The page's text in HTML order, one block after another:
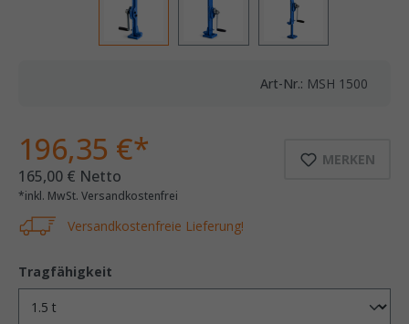
Art-Nr.: MSH 1500
MERKEN
196,35 €*
165,00 € Netto
*inkl. MwSt. Versandkostenfrei
Versandkostenfreie Lieferung!
Tragfähigkeit